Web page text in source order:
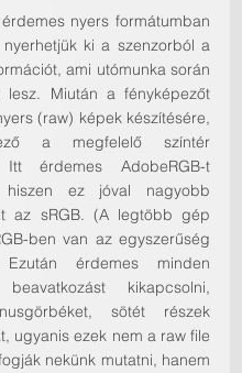
nyers formátumban
ki a szenzorból a
ami utómunka során
lesz. Miután a fényképezőt
(raw) képek készítésére,
a megfelelő színtér
Itt érdemes AdobeRGB-t
hiszen ez jóval nagyobb
az sRGB. (A legtöbb gép
ben van az egyszerűség
Ezután érdemes minden
beavatkozást kikapcsolni,
sötét részek
ugyanis ezek nem a raw file
nekünk mutatni, hanem